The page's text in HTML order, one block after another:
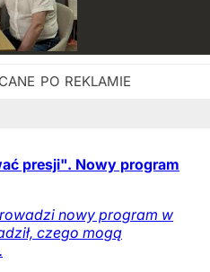
presji". Nowy program
nowy program w
czego mogą